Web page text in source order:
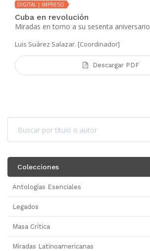
DIGITAL | IMPRESO
Cuba en revolución
Miradas en torno a su sesenta aniversario
Luis Suárez Salazar. [Coordinador]
Descargar PDF
Colecciones
Antologías Esenciales
Legados
Masa Crítica
Miradas Latinoamericanas